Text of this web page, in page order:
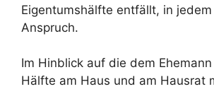
Eigentumshälfte entfällt, in jedem
Anspruch.
Im Hinblick auf die dem
Hälfte am Haus und am Hausrat